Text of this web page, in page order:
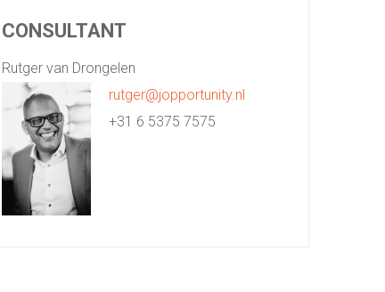
CONSULTANT
Rutger van Drongelen
rutger@jopportunity.nl
+31 6 5375 7575